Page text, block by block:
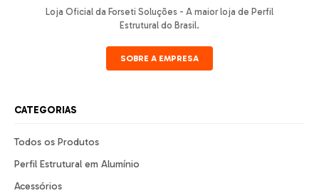
Loja Oficial da Forseti Soluções - A maior loja de Perfil
Estrutural do Brasil.
SOBRE A EMPRESA
CATEGORIAS
Todos os Produtos
Perfil Estrutural em Alumínio
Acessórios